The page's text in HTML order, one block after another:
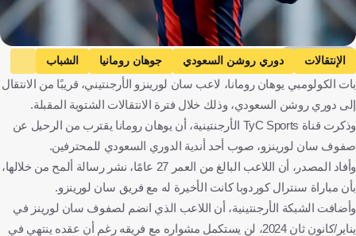
Getty Images
الإنتقالات دوري روشن السعودي جوهان رومانيا
الشباب
القادسية
سان لورينزو
دوري الدرجة الأولى الأرجنتيني
المملكة العربية السعودية
كولومبيا كرة قدم
بات الكولومبي يوهان رومانا، لاعب سان لورينزو الأرجنتيني، قريبًا من الانتقال
إلى دوري روشن السعودي، وذلك خلال فترة الانتقالات الشتوية المقبلة.
وذكرت قناة TyC Sports الأرجنتينية، أن يوهان رومانا يقترب من الرحيل عن
صفوف سان لورينزو، صوب أحد أندية الدوري السعودي للمحترفين.
وأفاد المصدر، أن اللاعب البالغ من العمر 27 عامًا، نشر رسالة ألمح من خلالها،
بأن مباراة سنترال كوردوبا كانت الأخيرة له مع فريق سان لورينزو.
وأضافت الشبكة الأرجنتينية، أن اللاعب الذي انضم لصفوف سان لورينز في
يناير/كانون ثان 2024، لن يستكمل مشواره مع فريقه رغم أن عقده ينتهي في